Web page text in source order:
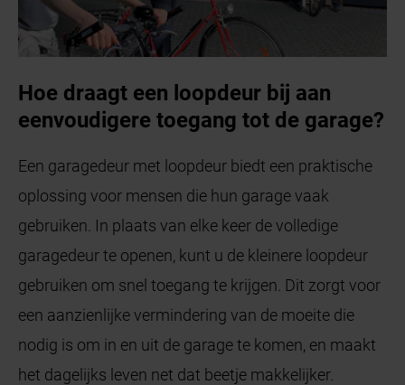
Hoe draagt een loopdeur bij aan
eenvoudigere toegang tot de garage?
Een garagedeur met loopdeur biedt een praktische
oplossing voor mensen die hun garage vaak
gebruiken. In plaats van elke keer de volledige
garagedeur te openen, kunt u de kleinere loopdeur
gebruiken om snel toegang te krijgen. Dit zorgt voor
een aanzienlijke vermindering van de moeite die
nodig is om in en uit de garage te komen, en maakt
het dagelijks leven net dat beetje makkelijker.